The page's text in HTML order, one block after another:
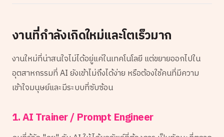
งานที่กำลังเกิดใหม่และโตเร็วมาก
งานใหม่ที่น่าสนใจไม่ได้อยู่แค่ในเทคโนโลยี แต่ขยายออกไปใน
อุตสาหกรรมที่ AI ยังเข้าไม่ถึงได้ง่าย หรือต้องใช้คนที่มีความ
เข้าใจมนุษย์และมีระบบที่ซับซ้อน
1. AI Trainer / Prompt Engineer